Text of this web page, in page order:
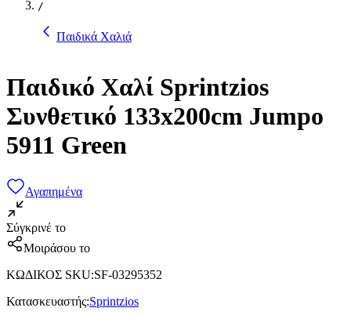
/
Παιδικά Χαλιά
Παιδικό Χαλί Sprintzios
Συνθετικό 133x200cm Jumpo
5911 Green
Αγαπημένα
Σύγκρινέ το
Μοιράσου το
ΚΩΔΙΚΟΣ SKU:SF-03295352
Κατασκευαστής:Sprintzios